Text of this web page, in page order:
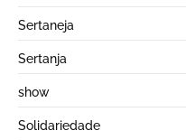
Sertaneja
Sertanja
show
Solidariedade